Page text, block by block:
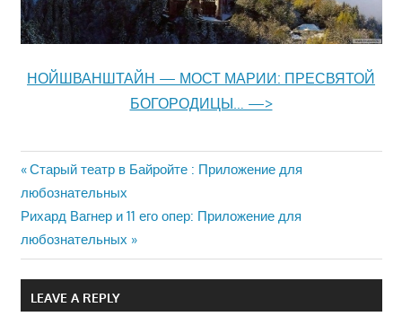
НОЙШВАНШТАЙН — МОСТ МАРИИ: ПРЕСВЯТОЙ
БОГОРОДИЦЫ… —>
Навигация
по
записям
Previous
Post:
Старый театр в Байройте : Приложение для
любознательных
Next
Post:
Рихард Вагнер и 11 его опер: Приложение для
любознательных
LEAVE A REPLY